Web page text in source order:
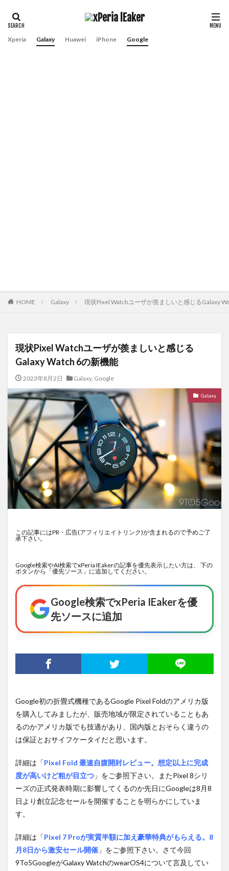
Xperia Galaxy Huawei iPhone Google
HOME Galaxy 現状Pixel Watchユーザが羨ましいと感じるGalaxy
現状Pixel Watchユーザが羨ましいと感じる
Galaxy Watch 6の新機能
2023年8月2日 Galaxy, Google
Galaxy
この記事にはPR・広告(アフィリエイトリンク)が含まれるので予めご了
承下さい。
Google検索やAI検索でxPeria IEakerの記事を優先表示したい方は、 下の
ボタンから「優先ソース」に追加してください。
Google検索でxPeria IEakerを優
先ソースに追加
Google初の折畳式機種であるGoogle Pixel Foldのアメリカ版
を購入してみましたが、販売地域が限定されていることもあ
るのかアメリカ版でも技適があり、国内版とおそらく違うの
は保証とおサイフケータイだと思います。
詳細は「Pixel Fold 最速自腹開封レビュー。想定以上に完成
度が高いけど粗が目立つ 」をご参照下さい。またPixel 8シリ
ーズの正式発表時期に影響してくるのか先日にGoogleは8月8
日より創立記念セールを開催することを明らかにしていま
す。
詳細は「Pixel 7 Proが実質半額に加え豪華特典がもらえる。8
月8日から激安セール開催 」をご参照下さい。さて今回
9To5GoogleがGalaxy WatchのwearOS4について言及してい